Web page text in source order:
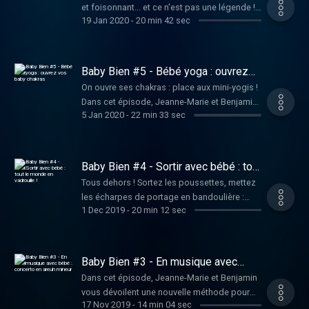
bébés qui s'y sentiront comme des poissons
acast.com/privacy pour plus d'informations.
et foisonnant... et ce n'est pas une légende !
Préparez votre plus belle voix suave : Jeanne-
embarquer bébé dans l’imaginaire des
contes. Alors on remet les conteurs à zéro,
prêt à partager un moment de plaisir avec
bébé ? Hébergé par Acast. Visitez
19 Jan 2020- 20 min 42 sec
Baby Bien #5 - Bébé yoga : ouvrez
vos baby chakras
On ouvre ses chakras : place aux mini-yogis !
Dans cet épisode, Jeanne-Marie et Benjamin
déroulent le tapis à leurs petites tribus et
soleil avec bébé dans les bras : on vous
donne toutes les astuces pour vous y mettre
en toute sérénité ! Prêt pour un voyage zen ?
Hébergé par Acast. Visitez
5 Jan 2020- 22 min 33 sec
Baby Bien #4 - Sortir avec bébé : tout
le monde en vadrouille !
Tous dehors ! Sortez les poussettes, mettez
les écharpes de portage en bandoulière :
dans cet épisode, Jeanne-Marie et Benjamin
déniché la crème de la crème des activités
entre (tout) petits et grands. Alors, on se met
en route ? Hébergé par Acast. Visitez
acast.com/privacy pour plus d'informations.
1 Dec 2019- 20 min 12 sec
Baby Bien #3 - En musique avec
bébé : concerto en areuh mineur
Dans cet épisode, Jeanne-Marie et Benjamin
vous dévoilent une nouvelle méthode pour
éveiller bébé en douceur : la musique.
17 Nov 2019- 14 min 04 sec